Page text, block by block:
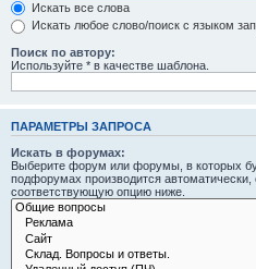
Искать все слова
Искать любое слово/поиск с языком
Поиск по автору:
Используйте * в качестве шаблона.
ПАРАМЕТРЫ ЗАПРОСА
Искать в форумах:
Выберите форум или форумы, в которых
подфорумах производится
соответствующую опцию ниже.